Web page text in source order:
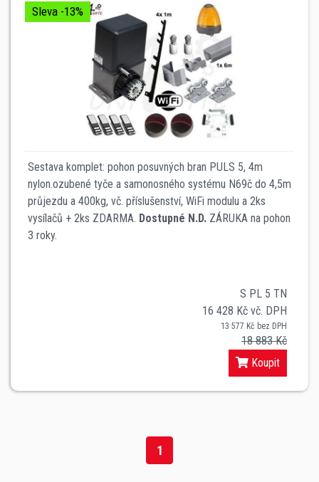
Sleva -13%
Sestava komplet: pohon posuvných bran PULS 5, 4m
nylon.ozubené tyče a samonosného systému N69č do 4,5m
průjezdu a 400kg, vč. příslušenství, WiFi modulu a 2ks
vysílačů + 2ks ZDARMA. Dostupné N.D. ZÁRUKA na pohon
3 roky.
S PL 5 TN
16 428 Kč vč. DPH
13 577 Kč bez DPH
18 883 Kč
Koupit
1